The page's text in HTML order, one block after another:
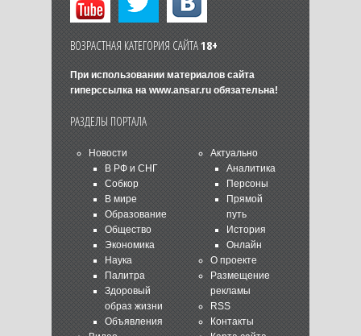
ВОЗРАСТНАЯ КАТЕГОРИЯ САЙТА18+
При использовании материалов сайта
гиперссылка на www.ansar.ruобязательна!
РАЗДЕЛЫ ПОРТАЛА
Новости
В РФ и СНГ
Собкор
В мире
Образование
Общество
Экономика
Наука
Палитра
Здоровый
образ жизни
Объявления
Актуально
Аналитика
Персоны
Прямой
путь
История
Онлайн
О проекте
Размещение
рекламы
RSS
Контакты